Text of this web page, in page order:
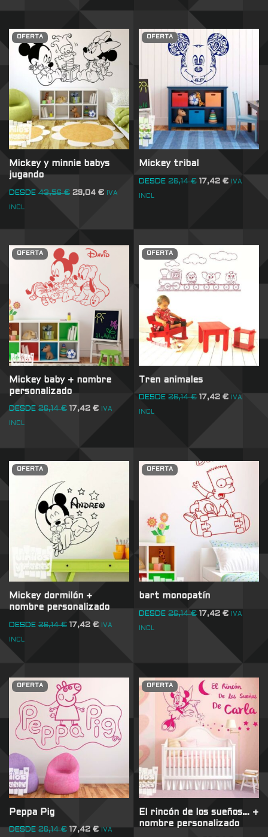
OFERTA
Mickey y minnie babys
jugando
DESDE 43,56€ 29,04 € IVA
INCL
OFERTA
Mickey tribal
DESDE 26,14€ 17,42€ IVA
INCL
OFERTA
Mickey baby + nombre
personalizado
DESDE 26,14€ 17,42 € IVA
INCL
OFERTA
Tren animales
DESDE 26,14€ 17,42€ IVA
INCL
OFERTA
Mickey dormilón +
nombre personalizado
DESDE 26,14€ 17,42 € IVA
INCL
OFERTA
bart monopatín
DESDE 26,14€ 17,42€ IVA
INCL
OFERTA
Peppa Pig
DESDE 26,14€ 17,42 € IVA
OFERTA
El rincón de los sueños… +
nombre personalizado